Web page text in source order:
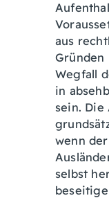
aus
Gründen
Wegfall
in
sein. Die
wenn
selbst